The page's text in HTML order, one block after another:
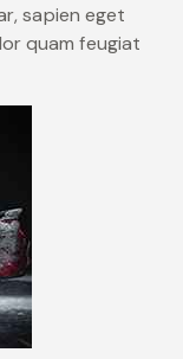
sapien eget
quam feugiat